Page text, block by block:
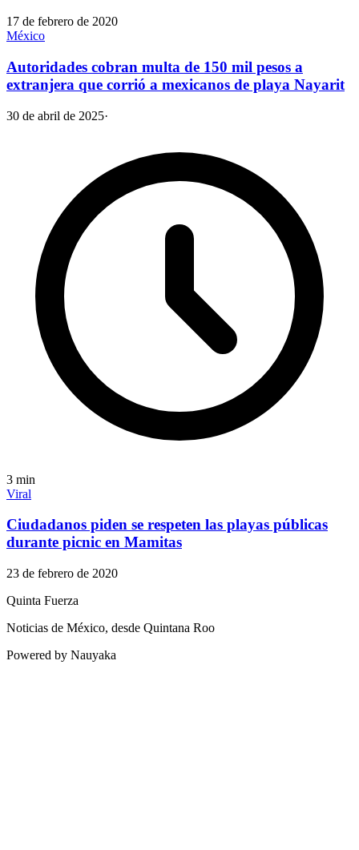
17 de febrero de 2020
México
Autoridades cobran multa de 150 mil pesos a
extranjera que corrió a mexicanos de playa Nayarit
30 de abril de 2025·
3 min
Viral
Ciudadanos piden se respeten las playas públicas
durante picnic en Mamitas
23 de febrero de 2020
Quinta Fuerza
Noticias de México, desde Quintana Roo
Powered by Nauyaka